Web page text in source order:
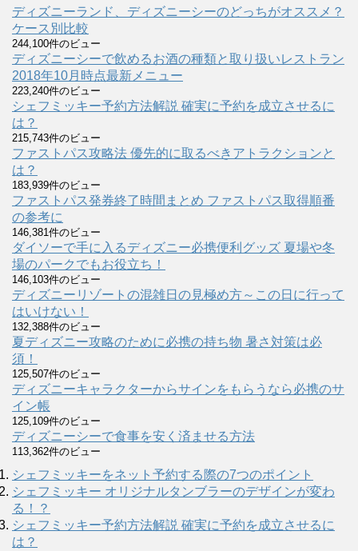
ディズニーランド、ディズニーシーのどっちがオススメ？
ケース別比較
244,100件のビュー
ディズニーシーで飲めるお酒の種類と取り扱いレストラン
2018年10月時点最新メニュー
223,240件のビュー
シェフミッキー予約方法解説 確実に予約を成立させるに
は？
215,743件のビュー
ファストパス攻略法 優先的に取るべきアトラクションと
は？
183,939件のビュー
ファストパス発券終了時間まとめ ファストパス取得順番
の参考に
146,381件のビュー
ダイソーで手に入るディズニー必携便利グッズ 夏場や冬
場のパークでもお役立ち！
146,103件のビュー
ディズニーリゾートの混雑日の見極め方～この日に行って
はいけない！
132,388件のビュー
夏ディズニー攻略のために必携の持ち物 暑さ対策は必
須！
125,507件のビュー
ディズニーキャラクターからサインをもらうなら必携のサ
イン帳
125,109件のビュー
ディズニーシーで食事を安く済ませる方法
113,362件のビュー
シェフミッキーをネット予約する際の7つのポイント
シェフミッキー オリジナルタンブラーのデザインが変わ
る！？
シェフミッキー予約方法解説 確実に予約を成立させるに
は？